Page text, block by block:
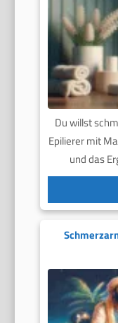
Du willst
Epilierer mit
und das